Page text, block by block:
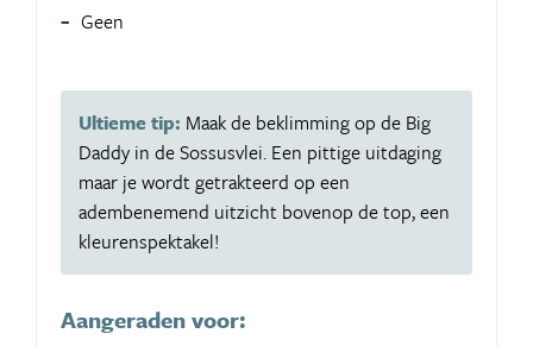
Geen
Ultieme tip: Maak de beklimming op de Big
Daddy in de Sossusvlei. Een pittige uitdaging
maar je wordt getrakteerd op een
adembenemend uitzicht bovenop de top, een
kleurenspektakel!
Aangeraden voor: